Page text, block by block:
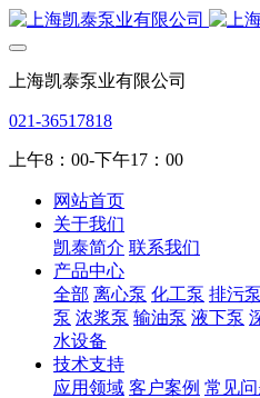
上海凯泰泵业有限公司
021-36517818
上午8：00-下午17：00
网站首页
关于我们
凯泰简介 联系我们
产品中心
全部 离心泵 化工泵 排污泵
泵 浓浆泵 输油泵 液下泵
水设备
技术支持
应用领域 客户案例 常见